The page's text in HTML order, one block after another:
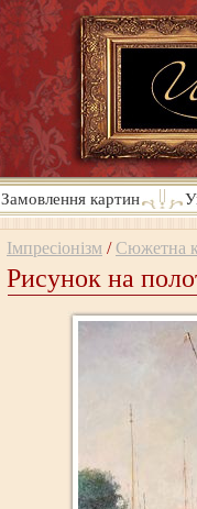
Замовлення картин
Імпресіонізм /Сюжетна
Рисунок на